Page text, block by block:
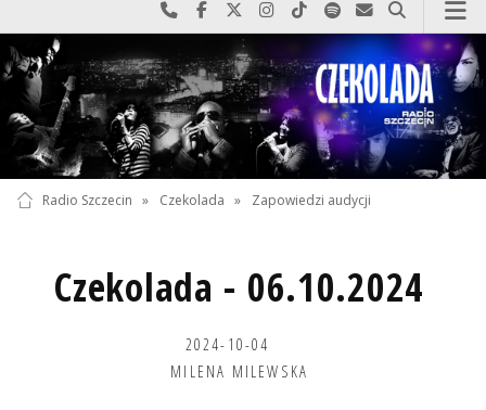
Najlepiej po prostu do nas zadzwoń
Odwiedź nas na Facebook-u
Odwiedź nas na X
Odwiedź nas na Instagram-ie
Odwiedź nas na TikTok-u
Szukaj nas na Spotify
Wyślij do nas
Szukaj
Radio Szczecin » Czekolada » Zapowiedzi audycji
Czekolada - 06.10.2024
2024-10-04
MILENA MILEWSKA